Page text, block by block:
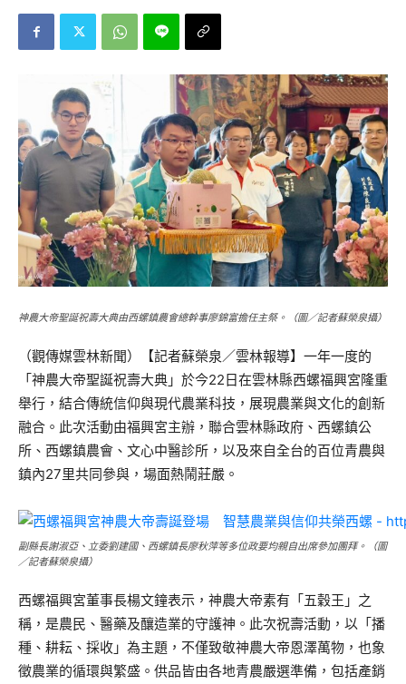
神農大帝聖誕祝壽大典由西螺鎮農會總幹事廖錦富擔任主祭。（圖／記者蘇榮泉攝）
（觀傳媒雲林新聞）【記者蘇榮泉／雲林報導】一年一度的
「神農大帝聖誕祝壽大典」於今22日在雲林縣西螺福興宮隆重
舉行，結合傳統信仰與現代農業科技，展現農業與文化的創新
融合。此次活動由福興宮主辦，聯合雲林縣政府、西螺鎮公
所、西螺鎮農會、文心中醫診所，以及來自全台的百位青農與
鎮內27里共同參與，場面熱鬧莊嚴。
副縣長謝淑亞、立委劉建國、西螺鎮長廖秋萍等多位政要均親自出席參加團拜。（圖
／記者蘇榮泉攝）
西螺福興宮董事長楊文鐘表示，神農大帝素有「五穀王」之
稱，是農民、醫藥及釀造業的守護神。此次祝壽活動，以「播
種、耕耘、採收」為主題，不僅致敬神農大帝恩澤萬物，也象
徵農業的循環與繁盛。供品皆由各地青農嚴選準備，包括產銷